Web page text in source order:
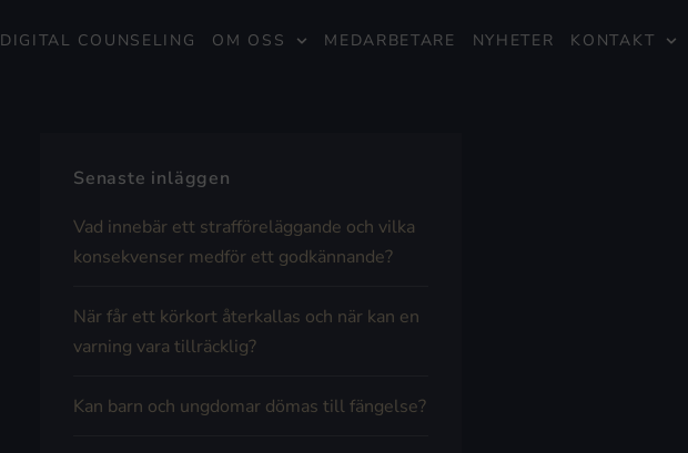
DIGITAL COUNSELING OM OSS MEDARBETARE NYHETER KONTAKT
Senaste inläggen
Vad innebär ett strafföreläggande och vilka
konsekvenser medför ett godkännande?
När får ett körkort återkallas och när kan en
varning vara tillräcklig?
Kan barn och ungdomar dömas till fängelse?